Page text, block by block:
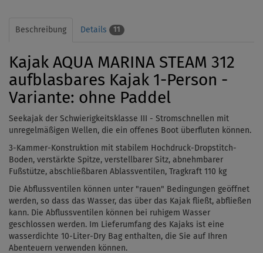
Beschreibung Details 11
Kajak AQUA MARINA STEAM 312
aufblasbares Kajak 1-Person -
Variante: ohne Paddel
Seekajak der Schwierigkeitsklasse III - Stromschnellen mit
unregelmäßigen Wellen, die ein offenes Boot überfluten können.
3-Kammer-Konstruktion mit stabilem Hochdruck-Dropstitch-
Boden, verstärkte Spitze, verstellbarer Sitz, abnehmbarer
Fußstütze, abschließbaren Ablassventilen, Tragkraft 110 kg
Die Abflussventilen können unter "rauen" Bedingungen geöffnet
werden, so dass das Wasser, das über das Kajak fließt, abfließen
kann. Die Abflussventilen können bei ruhigem Wasser
geschlossen werden. Im Lieferumfang des Kajaks ist eine
wasserdichte 10-Liter-Dry Bag enthalten, die Sie auf Ihren
Abenteuern verwenden können.